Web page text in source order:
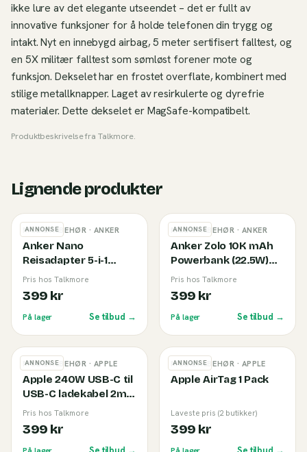
ikke lure av det elegante utseendet – det er fullt av
innovative funksjoner for å holde telefonen din trygg og
intakt. Nyt en innebygd airbag, 5 meter sertifisert falltest, og
en 5X militær falltest som sømløst forener mote og
funksjon. Dekselet har en frostet overflate, kombinert med
stilige metallknapper. Laget av resirkulerte og dyrefrie
materialer. Dette dekselet er MagSafe-kompatibelt.
Produktbeskrivelse fraTalkmore.
Lignende produkter
ANNONSE
MOBILTILBEHØR · ANKER
Anker Nano
Reisadapter 5-i-1
(20W) White
Pris hos Talkmore
399 kr
På lager Se tilbud →
ANNONSE
MOBILTILBEHØR · ANKER
Anker Zolo 10K mAh
Powerbank (22.5W)
Black
Pris hos Talkmore
399 kr
På lager Se tilbud →
ANNONSE
MOBILTILBEHØR · APPLE
Apple 240W USB-C til
USB-C ladekabel 2m
White
Pris hos Talkmore
399 kr
ANNONSE
MOBILTILBEHØR · APPLE
Apple AirTag 1 Pack
Laveste pris (2 butikker)
399 kr